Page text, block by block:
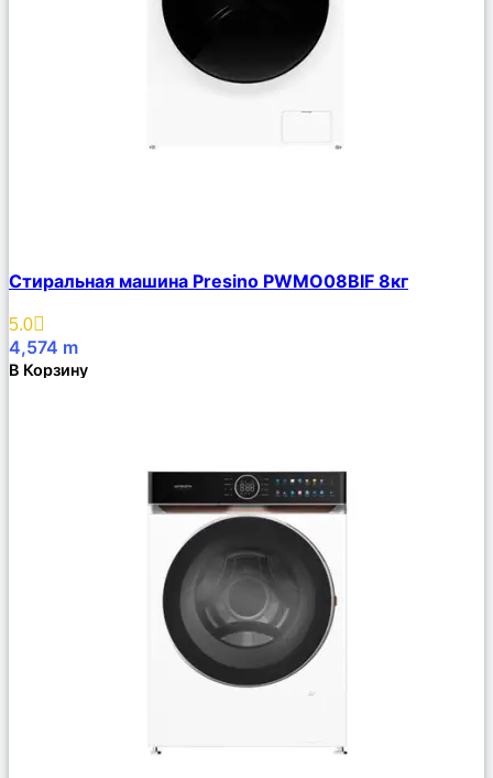
Описание
Избранное
Стиральная машина Presino PWMO08BIF 8кг
5.0
4,574 m
В Корзину